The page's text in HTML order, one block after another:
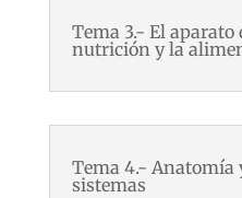
Tema 3.- El aparato
nutrición y la
Tema 4.- Anatomía
sistemas